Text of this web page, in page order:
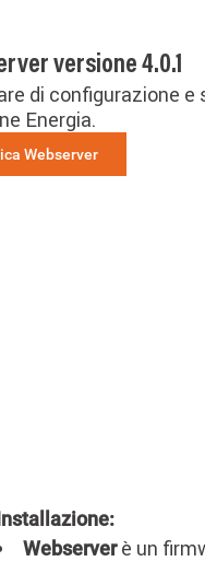
versione 4.0.1
di configurazione e
Energia.
Webserver
Webserverè un